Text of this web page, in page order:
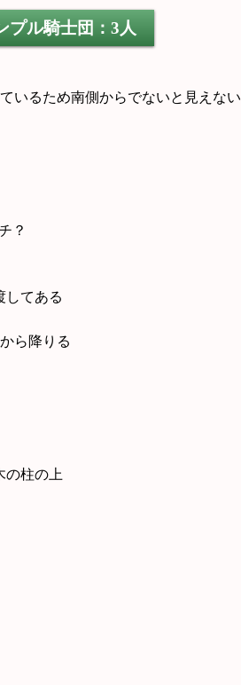
プル騎士団：3人
いるため南側からでないと見えない
？
してある
ら降りる
の柱の上